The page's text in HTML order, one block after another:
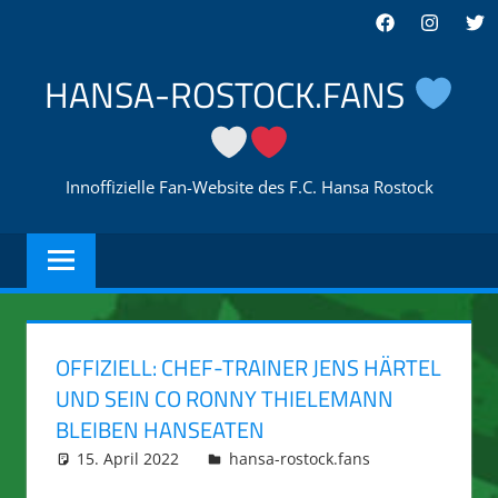
springen
Facebook
HANSA-ROSTOCK.FANS
Innoffizielle Fan-Website des F.C. Hansa Rostock
OFFIZIELL: CHEF-TRAINER JENS HÄRTEL
UND SEIN CO RONNY THIELEMANN
BLEIBEN HANSEATEN
15. April 2022 integromat
hansa-rostock.fans